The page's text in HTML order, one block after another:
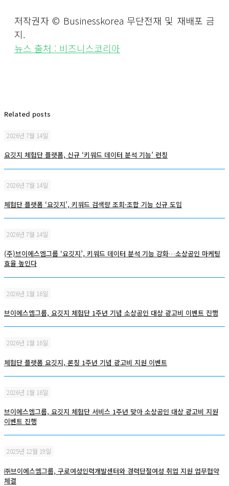
저작권자 © Businesskorea 무단전재 및 재배포 금
지.
뉴스 출처 : 비즈니스코리아
Related posts
2026년 7월 14일
요깃지 체험단 플랫폼, 신규 ‘키워드 데이터 분석 기능’ 런칭
2026년 7월 14일
체험단 플랫폼 ‘요깃지’, 키워드 검색량 조회·조합 기능 신규 도입
2026년 7월 14일
(주)브이에스엠그룹 ‘요깃지’, 키워드 데이터 분석 기능 강화…소상공인 마케팅
효율 높인다
2026년 1월 16일
브이에스엠그룹, 요깃지 체험단 1주년 기념 소상공인 대상 광고비 이벤트 진행
2026년 1월 16일
체험단 플랫폼 요깃지, 론칭 1주년 기념 광고비 지원 이벤트
2026년 1월 16일
브이에스엠그룹, 요깃지 체험단 서비스 1주년 맞아 소상공인 대상 광고비 지원
이벤트 진행
2025년 12월 19일
㈜브이에스엠그룹, 구로여성인력개발센터와 경력단절여성 취업 지원 업무협약
체결